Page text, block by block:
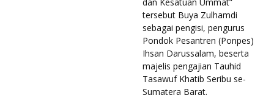
tersebut Buya Zulhamdi
sebagai pengisi, pengurus
Pondok Pesantren (Ponpes)
Ihsan Darussalam, beserta
majelis pengajian Tauhid
Tasawuf Khatib Seribu se-
Sumatera Barat.